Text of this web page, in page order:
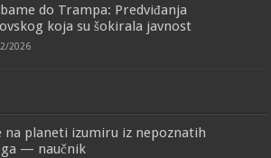
do Trampa: Predviđanja
koja su šokirala javnost
2026
na planeti izumiru iz nepoznatih
— naučnik